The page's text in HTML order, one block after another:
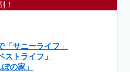
！
「サニーライフ」
ストライフ」
の家」